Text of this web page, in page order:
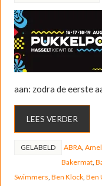
aan: zodra de eerste
LEES VERDER
GELABELD ABRA,
Bakermat,
Swimmers Ben Klock, Ben